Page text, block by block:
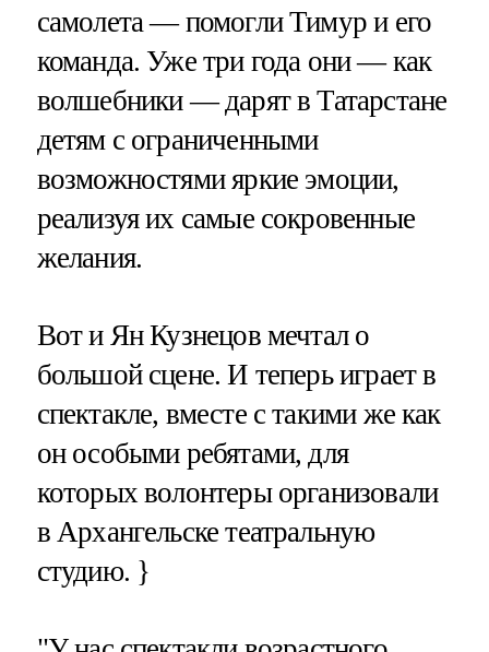
самолета — помогли Тимур и его
команда. Уже три года они — как
волшебники — дарят в Татарстане
детям с ограниченными
возможностями яркие эмоции,
реализуя их самые сокровенные
желания.
Вот и Ян Кузнецов мечтал о
большой сцене. И теперь играет в
спектакле, вместе с такими же как
он особыми ребятами, для
которых волонтеры организовали
в Архангельске театральную
студию. }